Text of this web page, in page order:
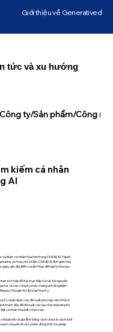
tức và xu hướng
kiếm cá nhân
AI
và được cá nhân hóa hơn trong Chế độ AI. Người
và mua vé sự kiện. Chế độ AI đơn giản hóa
giờ, địa điểm và ẩm thực để hợp lý hóa quy
tích hợp đối tác trực tiếp và các tài nguyên
và các công ty khác mang lại trải nghiệm
ký Google AI Ultra tại Hoa Kỳ.
Kỳ nhận được các đề xuất phù hợp với sở thích
trước đây để đề xuất các lựa chọn bữa ăn phù
cá nhân hóa bất cứ lúc nào.
bạn bè và gia đình bằng cách chia sẻ câu trả lời
chuyến đi và sự kiện, đồng thời cho phép
Giới thiệu về Generatived
Công ty/Sản phẩm/Công